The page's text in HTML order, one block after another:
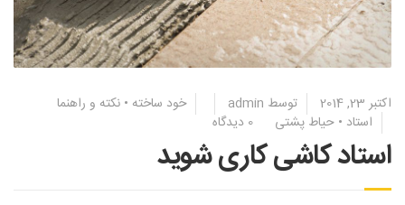
اکتبر 23, 2014 توسط admin خود ساخته • نکته و راهنما
استاد • حیاط پشتی 0 دیدگاه
استاد کاشی کاری شوید